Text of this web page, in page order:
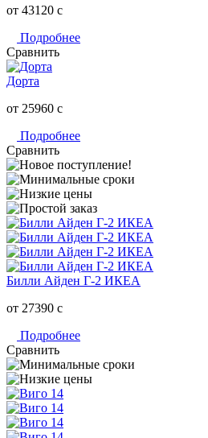
от 43120 c
Подробнее
Сравнить
Дорта
от 25960 c
Подробнее
Сравнить
Билли Айден Г-2 ИКЕА
от 27390 c
Подробнее
Сравнить